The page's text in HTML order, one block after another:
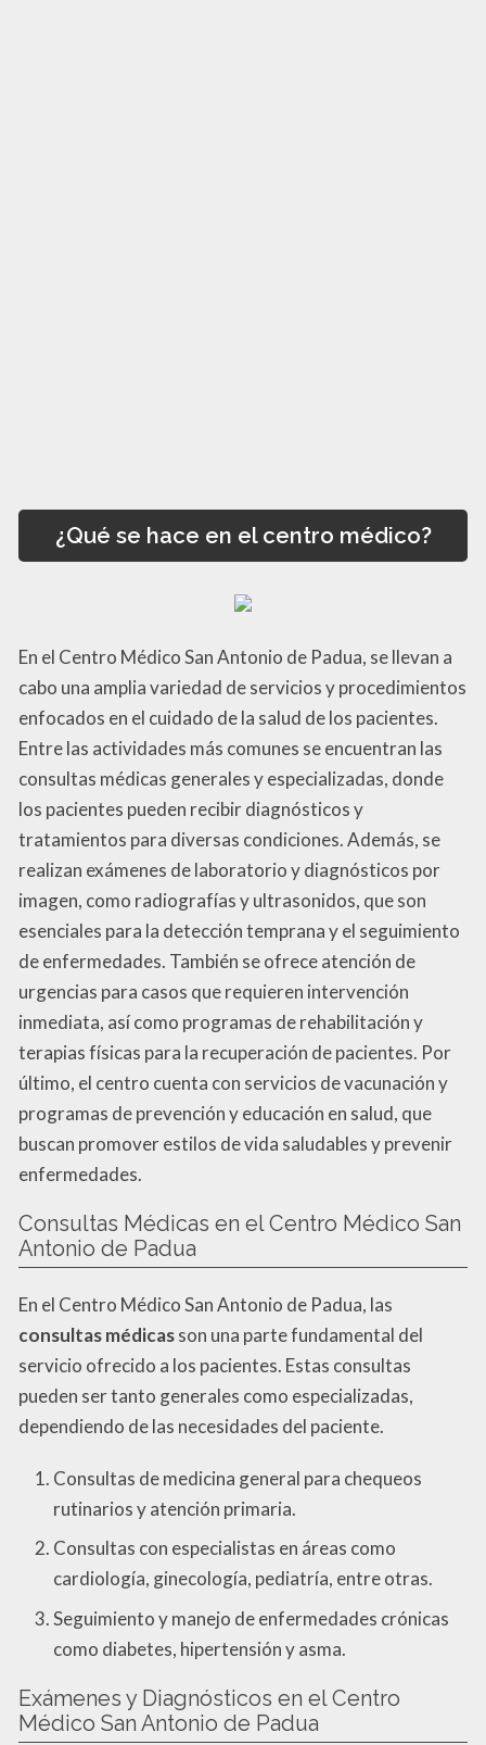
¿Qué se hace en el centro médico?
En el Centro Médico San Antonio de Padua, se llevan a
cabo una amplia variedad de servicios y procedimientos
enfocados en el cuidado de la salud de los pacientes.
Entre las actividades más comunes se encuentran las
consultas médicas generales y especializadas, donde
los pacientes pueden recibir diagnósticos y
tratamientos para diversas condiciones. Además, se
realizan exámenes de laboratorio y diagnósticos por
imagen, como radiografías y ultrasonidos, que son
esenciales para la detección temprana y el seguimiento
de enfermedades. También se ofrece atención de
urgencias para casos que requieren intervención
inmediata, así como programas de rehabilitación y
terapias físicas para la recuperación de pacientes. Por
último, el centro cuenta con servicios de vacunación y
programas de prevención y educación en salud, que
buscan promover estilos de vida saludables y prevenir
enfermedades.
Consultas Médicas en el Centro Médico San
Antonio de Padua
En el Centro Médico San Antonio de Padua, las
consultas médicasson una parte fundamental del
servicio ofrecido a los pacientes. Estas consultas
pueden ser tanto generales como especializadas,
dependiendo de las necesidades del paciente.
Consultas de medicina general para chequeos
rutinarios y atención primaria.
Consultas con especialistas en áreas como
cardiología, ginecología, pediatría, entre otras.
Seguimiento y manejo de enfermedades crónicas
como diabetes, hipertensión y asma.
Exámenes y Diagnósticos en el Centro
Médico San Antonio de Padua